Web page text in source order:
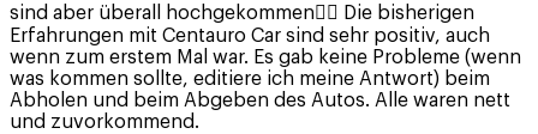
sind aber überall hochgekommen✌🏼 Die bisherigen
Erfahrungen mit Centauro Car sind sehr positiv, auch
wenn zum erstem Mal war. Es gab keine Probleme (wenn
was kommen sollte, editiere ich meine Antwort) beim
Abholen und beim Abgeben des Autos. Alle waren nett
und zuvorkommend.